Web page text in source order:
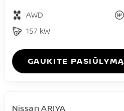
AWD
157 kW
GAUKITE PASIŪLYMĄ
Nissan ARIYA